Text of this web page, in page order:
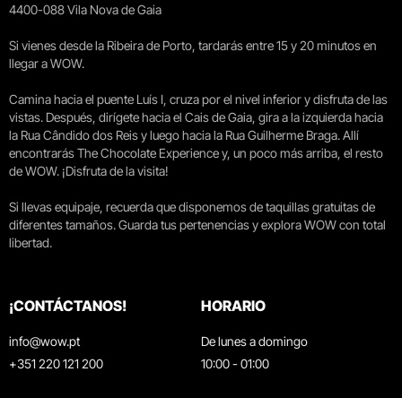
4400-088 Vila Nova de Gaia
Si vienes desde la Ribeira de Porto, tardarás entre 15 y 20 minutos en
llegar a WOW.
Camina hacia el puente Luís I, cruza por el nivel inferior y disfruta de las
vistas. Después, dirígete hacia el Cais de Gaia, gira a la izquierda hacia
la Rua Cândido dos Reis y luego hacia la Rua Guilherme Braga. Allí
encontrarás The Chocolate Experience y, un poco más arriba, el resto
de WOW. ¡Disfruta de la visita!
Si llevas equipaje, recuerda que disponemos de taquillas gratuitas de
diferentes tamaños. Guarda tus pertenencias y explora WOW con total
libertad.
¡CONTÁCTANOS!
info@wow.pt
+351 220 121 200
HORARIO
De lunes a domingo
10:00 - 01:00